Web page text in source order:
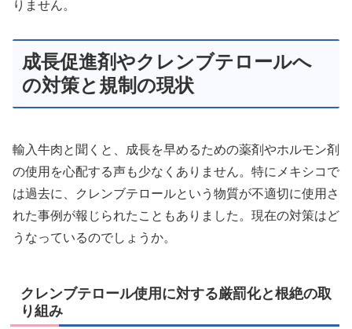
りません。
成長促進剤やクレンブテロールへ
の対策と規制の現状
輸入牛肉と聞くと、成長を早めるための薬剤やホルモン剤
の使用を心配する声も少なくありません。特にメキシコで
は過去に、クレンブテロールという物質が不適切に使用さ
れた事例が報じられたこともありました。現在の対策はど
うなっているのでしょうか。
クレンブテロール使用に対する厳罰化と根絶の取
り組み